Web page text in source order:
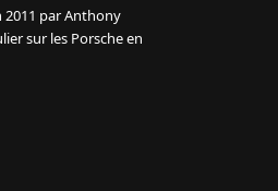
2011 par Anthony
sur les Porsche en